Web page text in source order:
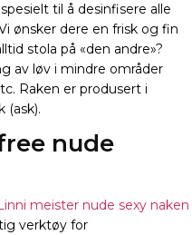
til å desinfisere alle
ønsker dere en frisk og fin
stola på «den andre»?
av løv i mindre områder
Raken er produsert i
(ask).
nude
Linni meister nude sexy naken
verktøy for